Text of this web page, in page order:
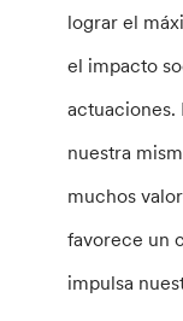
lograr el
el impacto
actuaciones.
nuestra
muchos
favorece un
impulsa